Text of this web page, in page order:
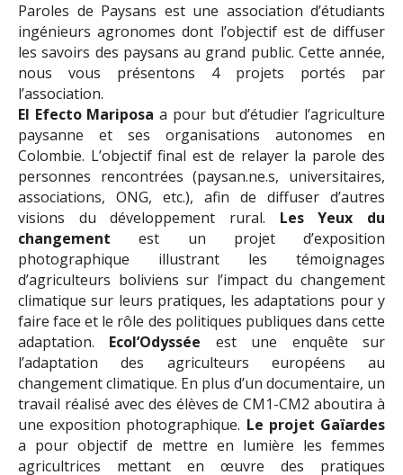
Paroles de Paysans est une association d’étudiants
ingénieurs agronomes dont l’objectif est de diffuser
les savoirs des paysans au grand public. Cette année,
nous vous présentons 4 projets portés par
l’association.
El Efecto Mariposa a pour but d’étudier l’agriculture
paysanne et ses organisations autonomes en
Colombie. L’objectif final est de relayer la parole des
personnes rencontrées (paysan.ne.s, universitaires,
associations, ONG, etc.), afin de diffuser d’autres
visions du développement rural. Les Yeux du
changement est un projet d’exposition
photographique illustrant les témoignages
d’agriculteurs boliviens sur l’impact du changement
climatique sur leurs pratiques, les adaptations pour y
faire face et le rôle des politiques publiques dans cette
adaptation. Ecol’Odyssée est une enquête sur
l’adaptation des agriculteurs européens au
changement climatique. En plus d’un documentaire, un
travail réalisé avec des élèves de CM1-CM2 aboutira à
une exposition photographique. Le projet Gaïardes
a pour objectif de mettre en lumière les femmes
agricultrices mettant en œuvre des pratiques